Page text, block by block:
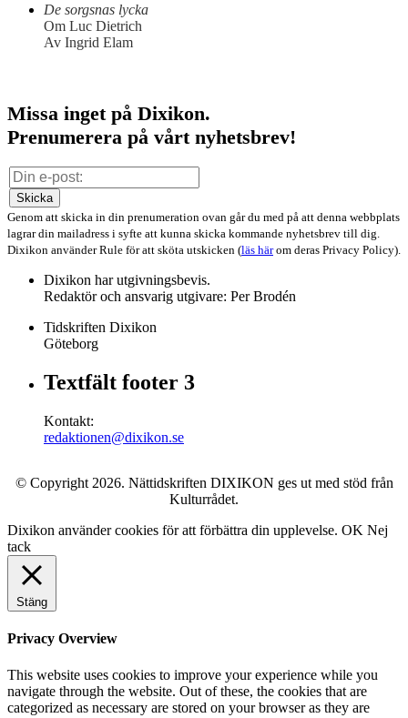
De sorgsnas lycka
Om Luc Dietrich
Av Ingrid Elam
Missa inget på Dixikon.
Prenumerera på vårt nyhetsbrev!
Skicka
Genom att skicka in din prenumeration ovan går du med på att denna webbplats
lagrar din mailadress i syfte att kunna skicka kommande nyhetsbrev till dig.
Dixikon använder Rule för att sköta utskicken (läs härom deras Privacy Policy).
Dixikon har utgivningsbevis.
Redaktör och ansvarig utgivare: Per Brodén
Tidskriften Dixikon
Göteborg
Textfält footer 3
Kontakt:
redaktionen@dixikon.se
© Copyright 2026. Nättidskriften DIXIKON ges ut med stöd från
Kulturrådet.
Dixikon använder cookies för att förbättra din upplevelse. OK Nej
tack
Stäng
Privacy Overview
This website uses cookies to improve your experience while you
navigate through the website. Out of these, the cookies that are
categorized as necessary are stored on your browser as they are